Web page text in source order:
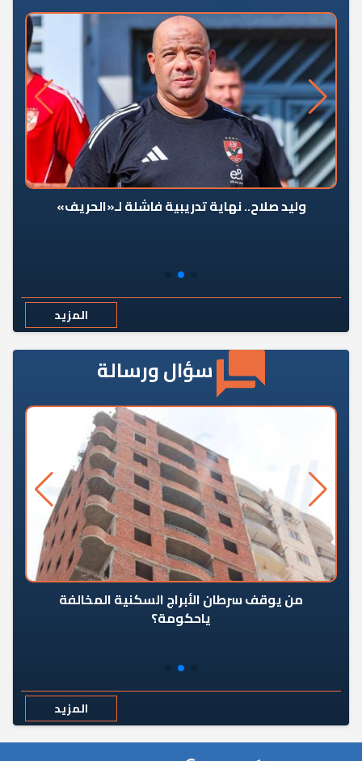
وليد صلاح.. نهاية تدريبية فاشلة لـ«الحريف»
المزيد
سؤال ورسالة
من يوقف سرطان الأبراج السكنية المخالفة
ياحكومة؟
المزيد